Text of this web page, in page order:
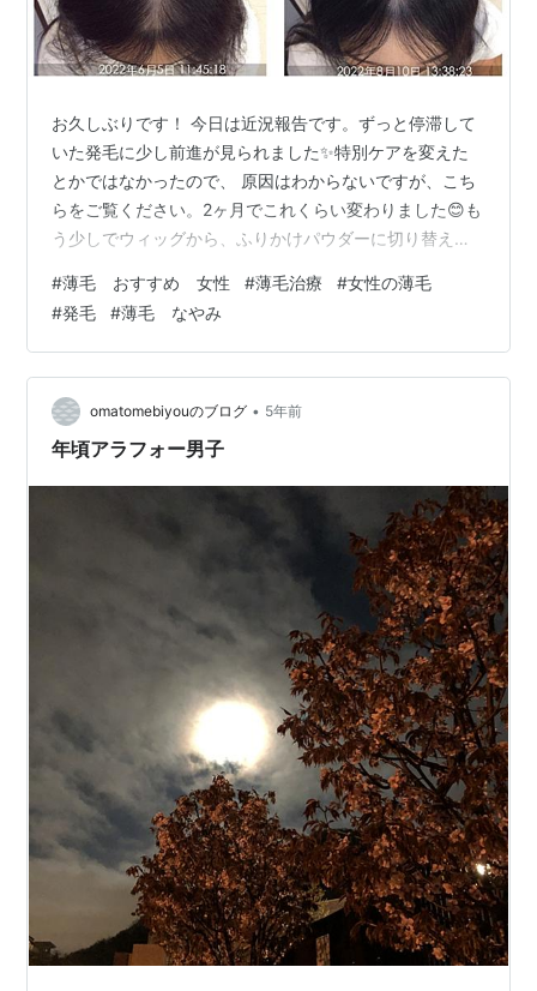
お久しぶりです！ 今日は近況報告です。ずっと停滞して
いた発毛に少し前進が見られました✨特別ケアを変えた
とかではなかったので、 原因はわからないですが、こち
らをご覧ください。2ヶ月でこれくらい変わりました😊も
う少しでウィッグから、ふりかけパウダーに切り替えて
ても大きい壁なんですけどね💦夏の間、体はバンバン日
焼けしましたが、頭皮は死守していました（笑） それも
良かったのかなー私の育毛方針は、日々の生活習慣が大
きな柱で、そこにミノキ等の外用薬やスカルプセンター
の治療をプラスしているイメージです。生活習慣の改善
が第一なので、この夏休み期間も運動を続け…
#薄毛 おすすめ 女性 #薄毛治療 #女性の薄毛
#発毛 #薄毛 なやみ
omatomebiyouのブログ • 5年前
年頃アラフォー男子